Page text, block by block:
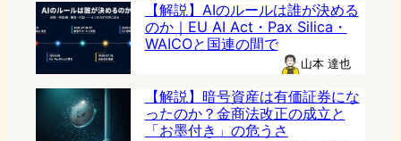
【解説】AIのルールは誰が決める
のか｜EU AI Act・Pax Silica・
WAICOと国連の間で
山本 達也
【解説】暗号資産は有価証券にな
ったのか？金商法改正の成立と
「お墨付き」の危うさ